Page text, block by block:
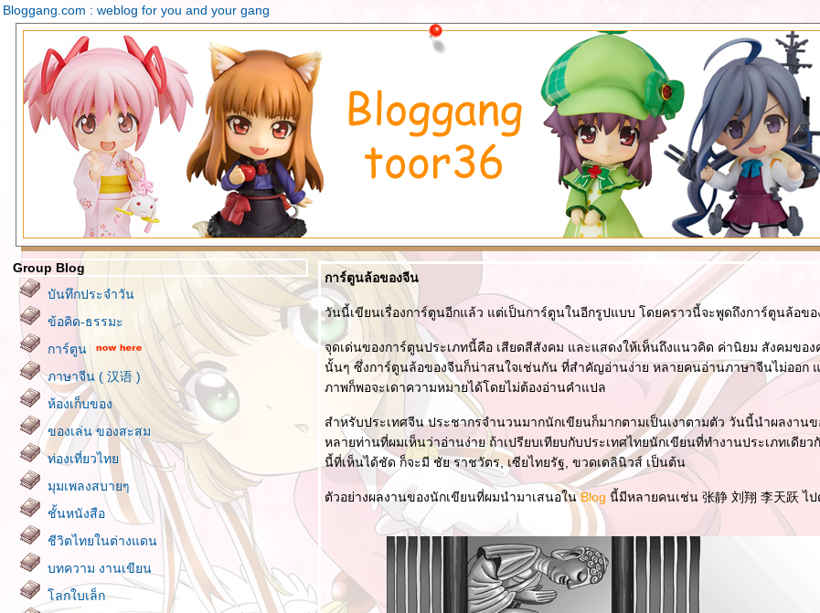
Bloggang.com : weblog for you and your gang
Group Blog
บันทึกประจำวัน
ข้อคิด-ธรรมะ
การ์ตูน
ภาษาจีน ( 汉语 )
ห้องเก็บของ
ของเล่น ของสะสม
ท่องเที่ยวไท
มุมเพลงสบายๆ
ชั้นหนังสือ
ชีวิตไทยในต่างแดน
บทความ งานเขียน
ลกใบเล็ก
การ์ตูนล้อของจีน
วันนี้เขียนเรื่องการ์ตูนอีกแล้ว แต่เป็นการ์ตูนในอีกรูปแบบ โดยคราวนี้จะพูดถึงการ์ตูนล้อขอ
จุดเด่นของการ์ตูนประเภทนี้คือ เสียดสีสังคม และแสดงให้เห็นถึงแนวคิด ค่านิยม สังคมของ
นั้นๆ ซึ่งการ์ตูนล้อของจีนก็น่าสนใจเช่นกัน ที่สำคัญอ่านง่าย หลายคนอ่านภาษาจีนไม่ออก
ภาพก็พอจะเดาความหมายได้โดยไม่ต้องอ่านคำแปล
สำหรับประเทศจีน ประชากรจำนวนมากนักเขียนก็มากตามเป็นเงาตามตัว วันนี้นำผลงาน
หลายท่านที่ผมเห็นว่าอ่านง่าย ถ้าเปรียบเทียบกับประเทศไทยนักเขียนที่ทำงานประเภทเดียว
นี้ที่เห็นได้ชัด ก็จะมี ชัย ราชวัตร, เซียไทยรัฐ, ขวดเดลินิวส์ เป็นต้น
ตัวอย่างผลงานของนักเขียนที่ผมนำมาเสนอในBlog นี้มีหลายคนเช่น 张静 刘翔 李天跃 ไ